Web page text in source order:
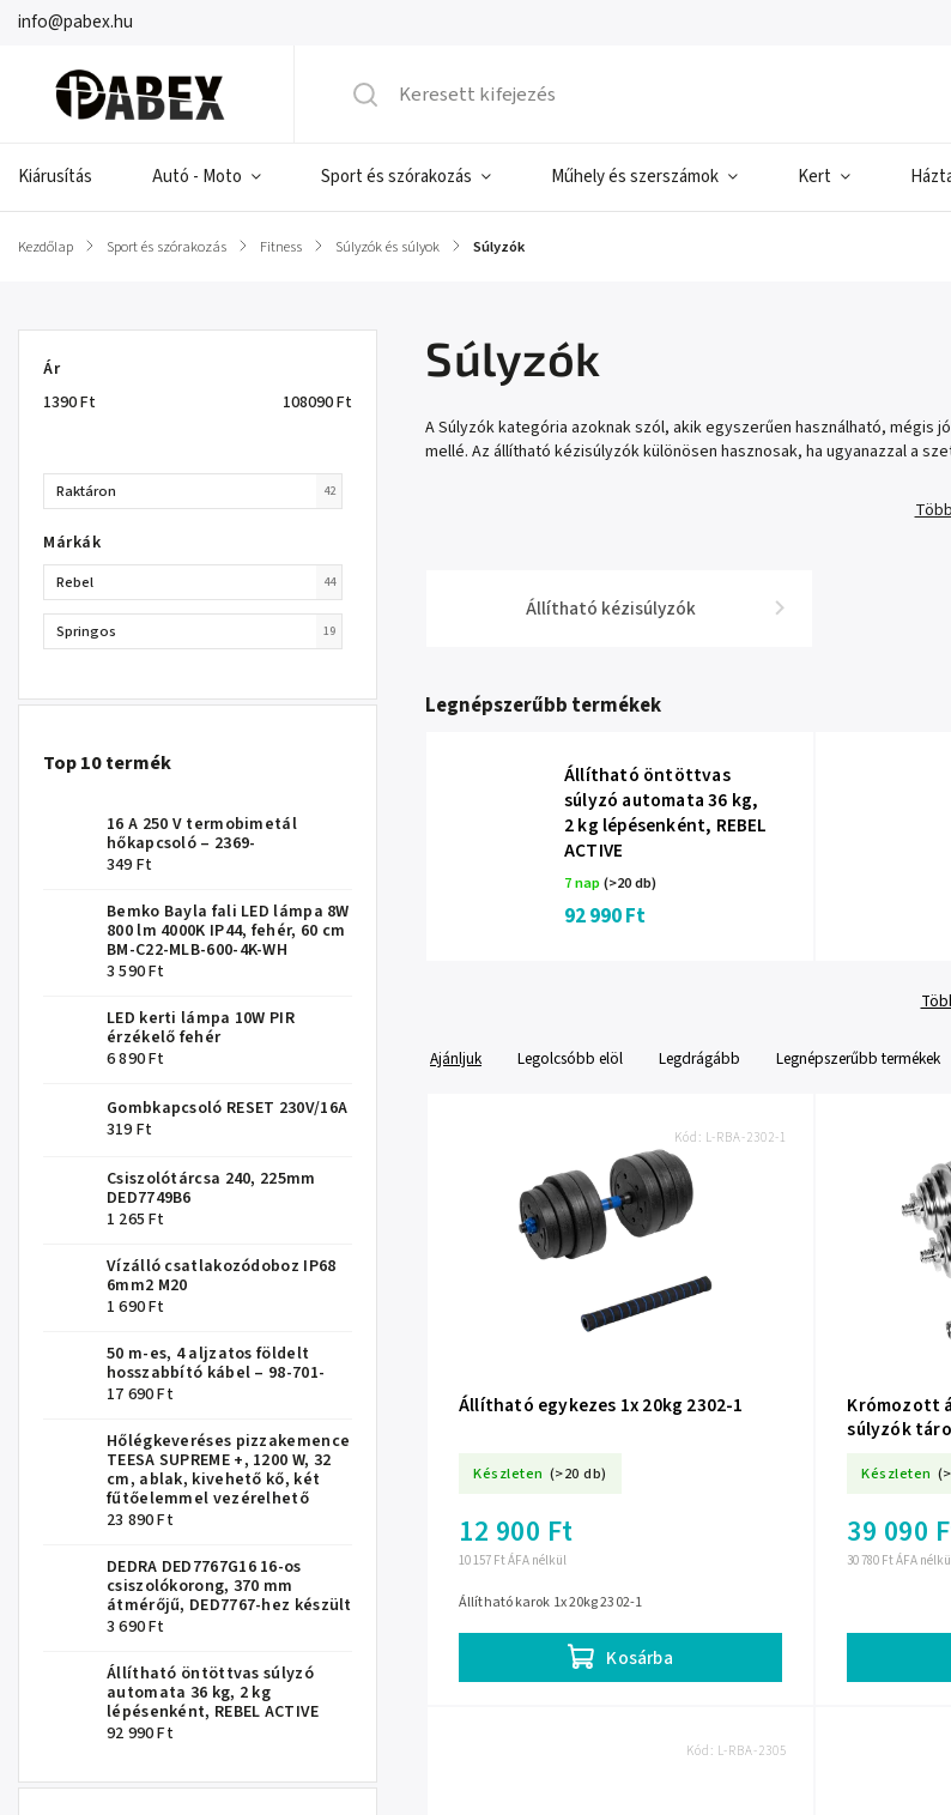
info@pabex.hu
Kiárusítás Autó - Moto Sport és szórakozás Műhely és szerszámok Kert
Kezdőlap / Sport és szórakozás / Fitness / Súlyzók és súlyok / Súlyzók
Ár
1390Ft 108090Ft
Raktáron 42
Márkák
Rebel 44
Springos 19
Top 10 termék
16 A 250 V termobimetál
hőkapcsoló – 2369-
349 Ft
Bemko Bayla fali LED lámpa 8W
800 lm 4000K IP44, fehér, 60 cm
BM-C22-MLB-600-4K-WH
3 590 Ft
LED kerti lámpa 10W PIR
érzékelő fehér
6 890 Ft
Gombkapcsoló RESET 230V/16A
319 Ft
Csiszolótárcsa 240, 225mm
DED7749B6
1 265 Ft
Vízálló csatlakozódoboz IP68
6mm2 M20
1 690 Ft
50 m-es, 4 aljzatos földelt
hosszabbító kábel – 98-701-
17 690 Ft
Hőlégkeveréses pizzakemence
TEESA SUPREME +, 1200 W, 32
cm, ablak, kivehető kő, két
fűtőelemmel vezérelhető
23 890 Ft
DEDRA DED7767G16 16-os
csiszolókorong, 370 mm
átmérőjű, DED7767-hez készült
3 690 Ft
Állítható öntöttvas súlyzó
automata 36 kg, 2 kg
lépésenként, REBEL ACTIVE
92 990 Ft
Súlyzók
A Súlyzók kategória azoknak szól, akik egyszerűen használható,
mellé. Az állítható kézisúlyzók különösen hasznosak, ha ugyanazzal a
Állítható kézisúlyzók
Legnépszerűbb termékek
Állítható öntöttvas
súlyzó automata 36 kg,
2 kg lépésenként, REBEL
ACTIVE
7 nap(>20 db)
92 990 Ft
Ajánljuk Legolcsóbb elöl Legdrágább Legnépszerűbb termékek
Állítható egykezes 1x 20kg 2302-1
Készleten (>20 db)
10 157 Ft ÁFA nélkül
12 900 Ft
Kosárba
Állítható karok 1x 20kg 2302-1
Kód: L-RBA-2302-1
Krómozott
súlyzók
Készleten
30 780 Ft ÁFA
39 090
Kód: L-RBA-2305